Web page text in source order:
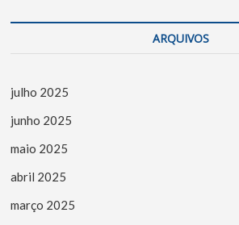
ARQUIVOS
julho 2025
junho 2025
maio 2025
abril 2025
março 2025